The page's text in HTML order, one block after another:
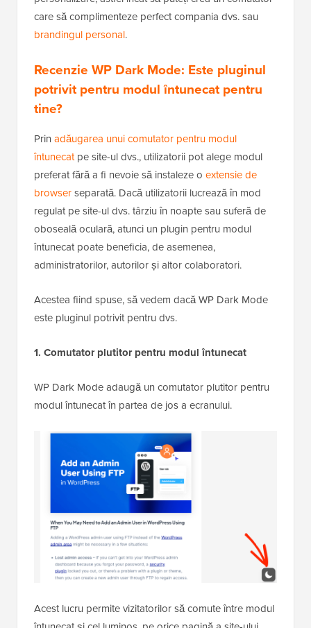
care să complimenteze perfect compania dvs. sau
brandingul personal.
Recenzie WP Dark Mode: Este pluginul
potrivit pentru modul întunecat pentru
tine?
Prin adăugarea unui comutator pentru modul
întunecatpe site-ul dvs., utilizatorii pot alege modul
preferat fără a fi nevoie să instaleze o extensie de
browserseparată. Dacă utilizatorii lucrează în mod
regulat pe site-ul dvs. târziu în noapte sau suferă de
oboseală oculară, atunci un plugin pentru modul
întunecat poate beneficia, de asemenea,
administratorilor, autorilor și altor colaboratori.
Acestea fiind spuse, să vedem dacă WP Dark Mode
este pluginul potrivit pentru dvs.
1. Comutator plutitor pentru modul întunecat
WP Dark Mode adaugă un comutator plutitor pentru
modul întunecat în partea de jos a ecranului.
Acest lucru permite vizitatorilor să comute între modul